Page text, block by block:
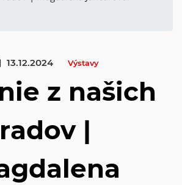
13.12.2024 Výstavy
z našich
radov |